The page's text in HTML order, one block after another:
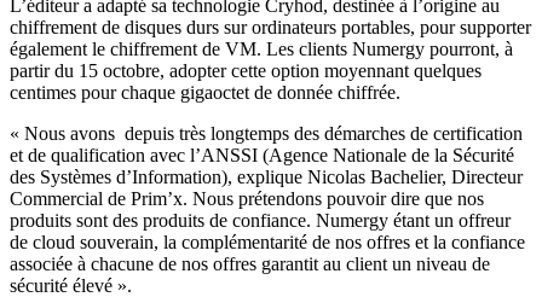
L’éditeur a adapté sa technologie Cryhod, destinée à l’origine au
chiffrement de disques durs sur ordinateurs portables, pour supporter
également le chiffrement de VM. Les clients Numergy pourront, à
partir du 15 octobre, adopter cette option moyennant quelques
centimes pour chaque gigaoctet de donnée chiffrée.
« Nous avons depuis très longtemps des démarches de certification
et de qualification avec l’ANSSI (Agence Nationale de la Sécurité
des Systèmes d’Information), explique Nicolas Bachelier, Directeur
Commercial de Prim’x. Nous prétendons pouvoir dire que nos
produits sont des produits de confiance. Numergy étant un offreur
de cloud souverain, la complémentarité de nos offres et la confiance
associée à chacune de nos offres garantit au client un niveau de
sécurité élevé ».